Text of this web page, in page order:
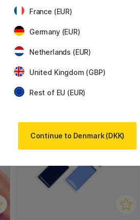
WINSOR & NEWTON
Professional Water Color Half-
pan (Price group 1)
France (EUR)
Germany (EUR)
Netherlands (EUR)
United Kingdom (GBP)
Rest of EU (EUR)
Continue to Denmark (DKK)